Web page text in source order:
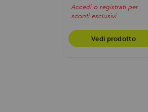
Accedi o registrati per
sconti esclusivi
Vedi prodotto